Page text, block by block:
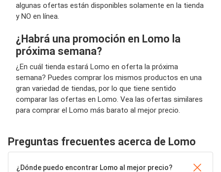
algunas ofertas están disponibles solamente en la tienda
y NO en línea.
¿Habrá una promoción en Lomo la
próxima semana?
¿En cuál tienda estará Lomo en oferta la próxima
semana? Puedes comprar los mismos productos en una
gran variedad de tiendas, por lo que tiene sentido
comparar las ofertas en Lomo. Vea las ofertas similares
para comprar el Lomo más barato al mejor precio.
Preguntas frecuentes acerca de Lomo
¿Dónde puedo encontrar Lomo al mejor precio?